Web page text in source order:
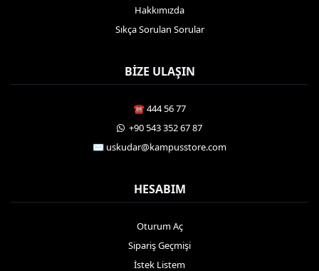
Hakkımızda
Sıkça Sorulan Sorular
BIZE ULAŞIN
☎️ 444 56 77
️ +90 543 352 67 87
✉️ uskudar@kampusstore.com
HESABIM
Oturum Aç
Sipariş Geçmişi
İstek Listem